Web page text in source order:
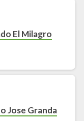
El Milagro
Jose Granda